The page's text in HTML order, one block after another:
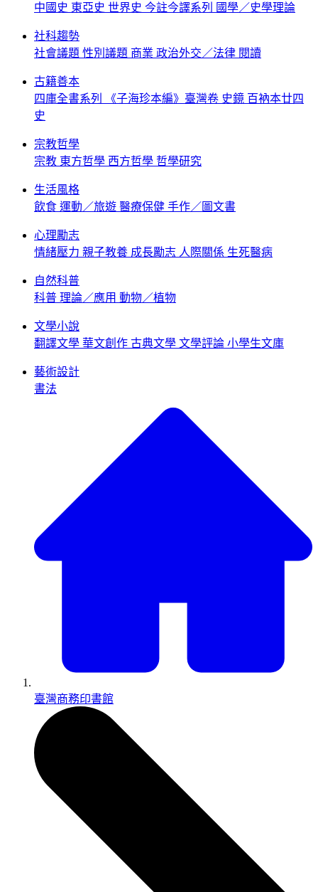
中國史 東亞史 世界史 今註今譯系列 國學／史學理論
社科趨勢
社會議題 性別議題 商業 政治外交／法律 閱讀
古籍善本
四庫全書系列
《子海珍本編》臺灣卷 史鏡 百衲本廿四
史
宗教哲學
宗教 東方哲學 西方哲學 哲學研究
生活風格
飲食 運動／旅遊 醫療保健 手作／圖文書
心理勵志
情緒壓力 親子教養 成長勵志 人際關係 生死醫病
自然科普
科普 理論／應用 動物／植物
文學小說
翻譯文學 華文創作 古典文學 文學評論 小學生文庫
藝術設計
書法
臺灣商務印書館